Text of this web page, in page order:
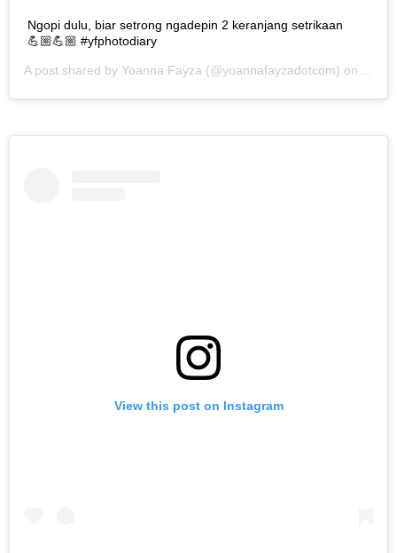
Ngopi dulu, biar setrong ngadepin 2 keranjang setrikaan
💪🏼💪🏼 #yfphotodiary
A post shared by Yoanna Fayza (@yoannafayzadotcom) on
View this post on Instagram